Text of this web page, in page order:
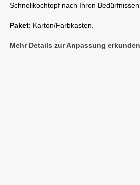
Schnellkochtopf nach Ihren Bedürfnissen.
Paket: Karton/Farbkasten.
Mehr Details zur Anpassung erkunden